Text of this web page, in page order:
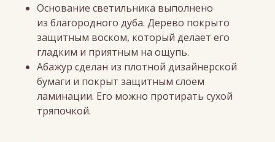
Основание светильника выполнено
из благородного дуба. Дерево покрыто
защитным воском, который делает его
гладким и приятным на ощупь.
Абажур сделан из плотной дизайнерской
бумаги и покрыт защитным слоем
ламинации. Его можно протирать сухой
тряпочкой.